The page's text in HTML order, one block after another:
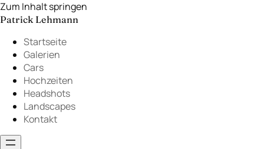
Zum Inhalt springen
Patrick Lehmann
Startseite
Galerien
Cars
Hochzeiten
Headshots
Landscapes
Kontakt